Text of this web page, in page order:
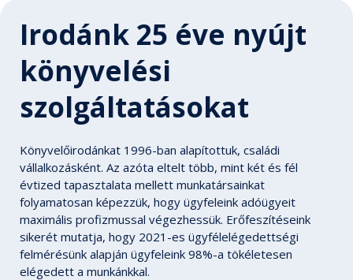
Irodánk 25 éve nyújt
könyvelési
szolgáltatásokat
Könyvelőirodánkat 1996-ban alapítottuk, családi
vállalkozásként. Az azóta eltelt több, mint két és fél
évtized tapasztalata mellett munkatársainkat
folyamatosan képezzük, hogy ügyfeleink adóügyeit
maximális profizmussal végezhessük. Erőfeszítéseink
sikerét mutatja, hogy 2021-es ügyfélelégedettségi
felmérésünk alapján ügyfeleink 98%-a tökéletesen
elégedett a munkánkkal.